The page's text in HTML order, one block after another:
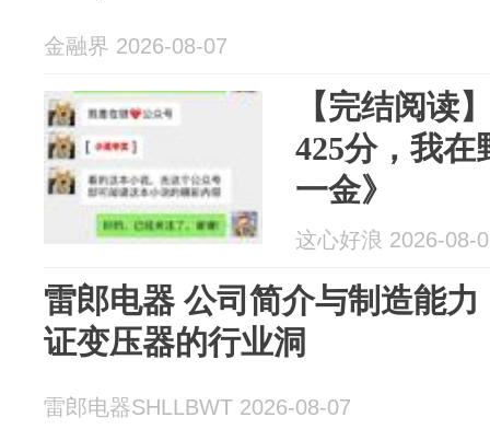
金融界 2026-08-07
【完结阅读
425分，我在
一金》
这心好浪 2026-08-
雷郎电器 公司简介与制造能
证变压器的行业洞
雷郎电器SHLLBWT 2026-08-07